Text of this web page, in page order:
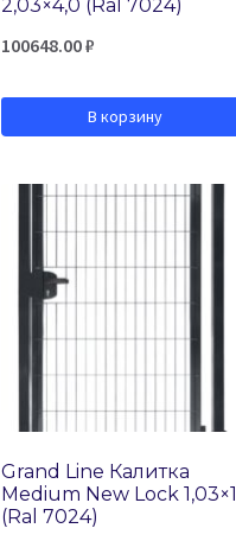
2,03×4,0 (Ral 7024)
100648.00₽
В корзину
Grand Line Калитка
Medium New Lock 1,03×1
(Ral 7024)